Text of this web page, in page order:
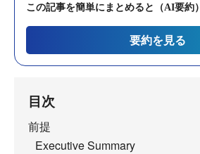
この記事を簡単にまとめると（AI要約）
要約を見る
目次
前提
Executive Summary